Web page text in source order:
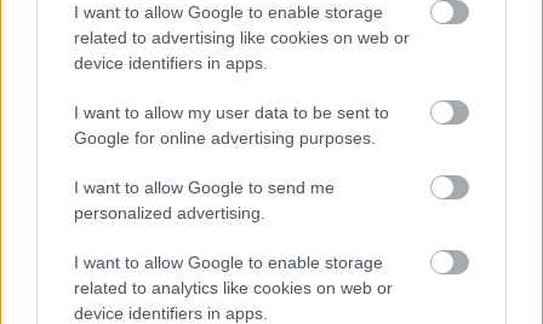
I want to allow Google to enable storage
related to advertising like cookies on web or
device identifiers in apps.
I want to allow my user data to be sent to
Google for online advertising purposes.
I want to allow Google to send me
personalized advertising.
I want to allow Google to enable storage
related to analytics like cookies on web or
device identifiers in apps.